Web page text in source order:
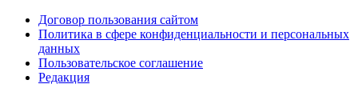
Договор пользования сайтом
Политика в сфере конфиденциальности и персональных
данных
Пользовательское соглашение
Редакция